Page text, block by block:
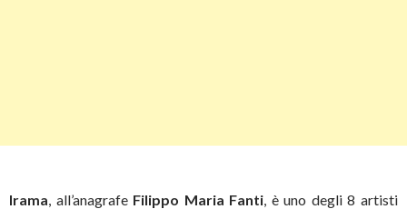
Irama , all’anagrafe Filippo Maria Fanti , è uno degli 8 artisti